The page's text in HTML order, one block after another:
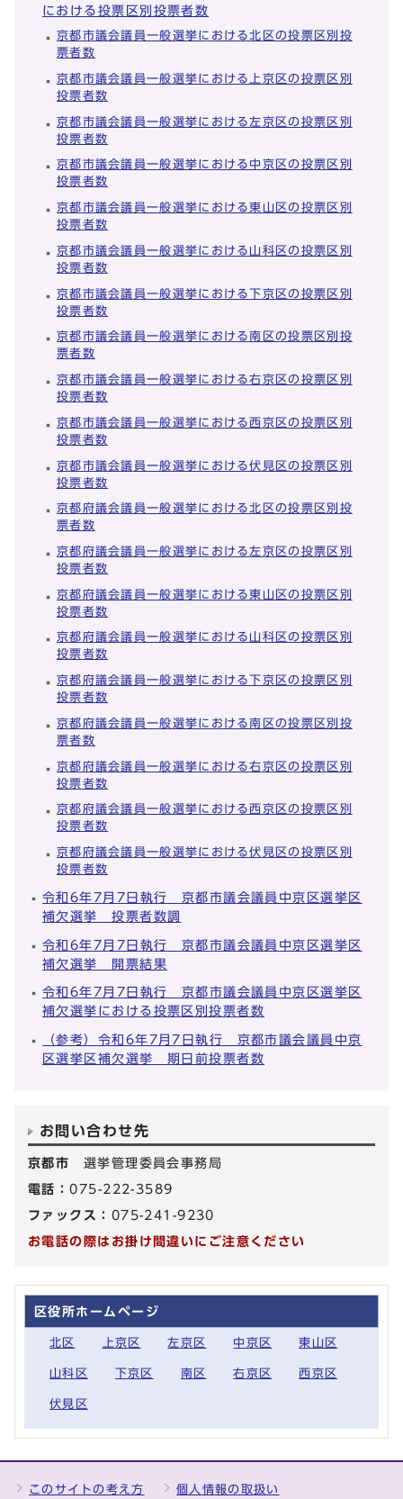
における投票区別投票者数
京都市議会議員一般選挙における北区の投票区別投
票者数
京都市議会議員一般選挙における上京区の投票区別
投票者数
京都市議会議員一般選挙における左京区の投票区別
投票者数
京都市議会議員一般選挙における中京区の投票区別
投票者数
京都市議会議員一般選挙における東山区の投票区別
投票者数
京都市議会議員一般選挙における山科区の投票区別
投票者数
京都市議会議員一般選挙における下京区の投票区別
投票者数
京都市議会議員一般選挙における南区の投票区別投
票者数
京都市議会議員一般選挙における右京区の投票区別
投票者数
京都市議会議員一般選挙における西京区の投票区別
投票者数
京都市議会議員一般選挙における伏見区の投票区別
投票者数
京都府議会議員一般選挙における北区の投票区別投
票者数
京都府議会議員一般選挙における左京区の投票区別
投票者数
京都府議会議員一般選挙における東山区の投票区別
投票者数
京都府議会議員一般選挙における山科区の投票区別
投票者数
京都府議会議員一般選挙における下京区の投票区別
投票者数
京都府議会議員一般選挙における南区の投票区別投
票者数
京都府議会議員一般選挙における右京区の投票区別
投票者数
京都府議会議員一般選挙における西京区の投票区別
投票者数
京都府議会議員一般選挙における伏見区の投票区別
投票者数
令和6年7月7日執行 京都市議会議員中京区選挙区
補欠選挙 投票者数調
令和6年7月7日執行 京都市議会議員中京区選挙区
補欠選挙 開票結果
令和6年7月7日執行 京都市議会議員中京区選挙区
補欠選挙における投票区別投票者数
（参考）令和6年7月7日執行 京都市議会議員中京
区選挙区補欠選挙 期日前投票者数
お問い合わせ先
京都市 選挙管理委員会事務局
電話：075-222-3589
ファックス： 075-241-9230
お電話の際はお掛け間違いにご注意ください
区役所ホームページ
北区 上京区 左京区 中京区 東山区
山科区 下京区 南区 右京区 西京区
伏見区
このサイトの考え方 個人情報の取扱い